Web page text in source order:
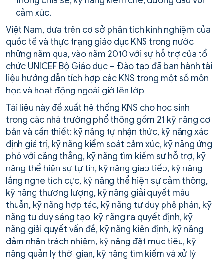
cảm xúc.
Việt Nam, dựa trên cơ sở phân tích kinh nghiệm của
quốc tế và thực trạng giáo dục KNS trong nước
những năm qua, vào năm 2010 với sự hỗ trợ của tổ
chức UNICEF Bộ Giáo dục – Đào tạo đã ban hành tài
liệu hướng dẫn tích hợp các KNS trong một số môn
học và hoạt động ngoài giờ lên lớp.
Tài liệu này đề xuất hệ thống KNS cho học sinh
trong các nhà trường phổ thông gồm 21 kỹ năng cơ
bản và cần thiết: kỹ năng tự nhận thức, kỹ năng xác
định giá trị, kỹ năng kiểm soát cảm xúc, kỹ năng ứng
phó với căng thẳng, kỹ năng tìm kiếm sự hỗ trợ, kỹ
năng thể hiện sự tự tin, kỹ năng giao tiếp, kỹ năng
lắng nghe tích cực, kỹ năng thể hiện sự cảm thông,
kỹ năng thương lượng, kỹ năng giải quyết mâu
thuẫn, kỹ năng hợp tác, kỹ năng tư duy phê phán, kỹ
năng tư duy sáng tạo, kỹ năng ra quyết định, kỹ
năng giải quyết vấn đề, kỹ năng kiên định, kỹ năng
đảm nhận trách nhiệm, kỹ năng đặt mục tiêu, kỹ
năng quản lý thời gian, kỹ năng tìm kiếm và xử lý